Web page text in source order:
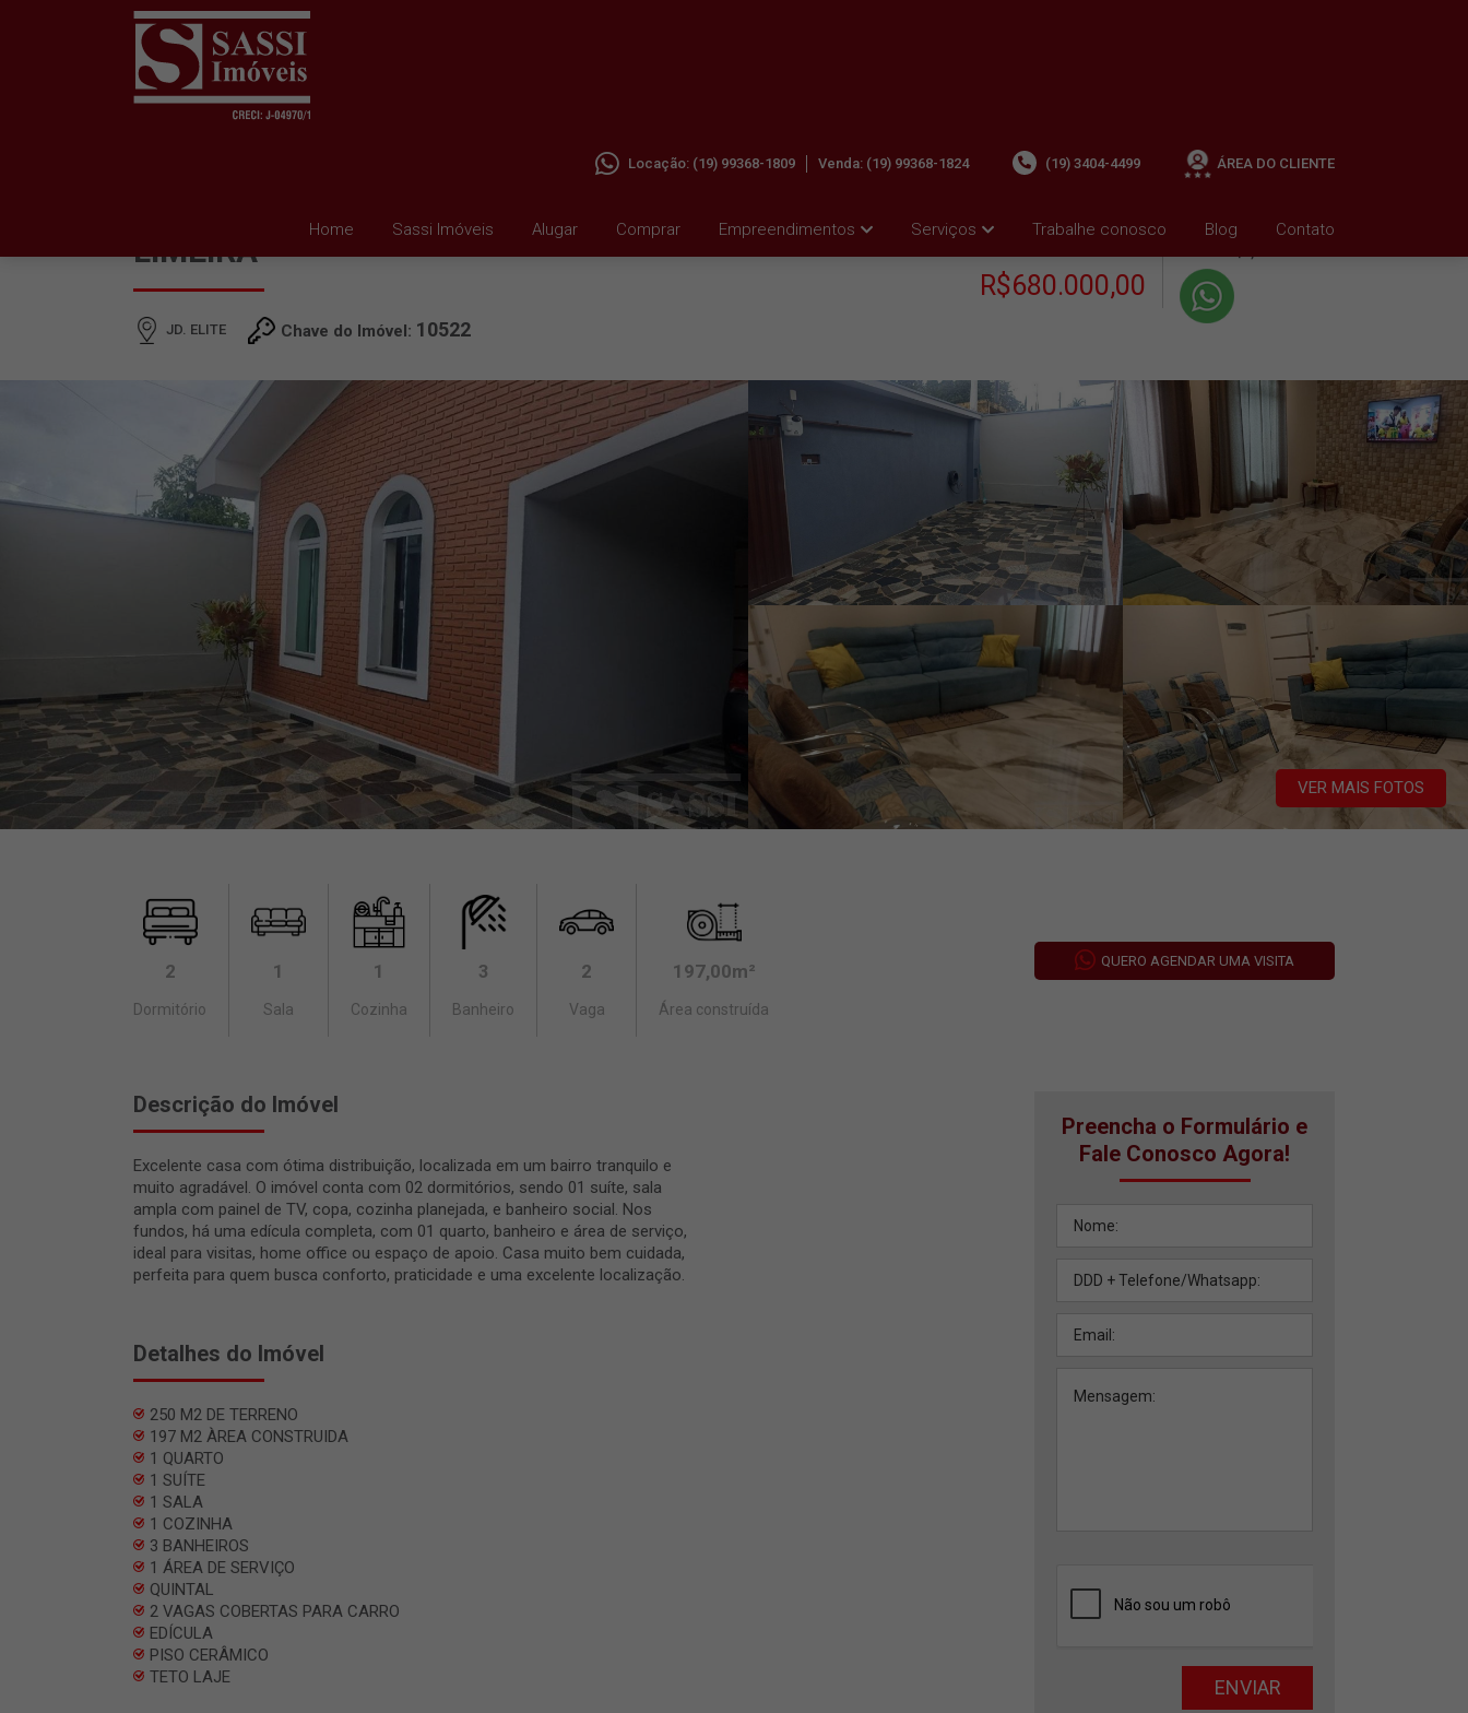
Home Sassi Imóveis Alugar Comprar Empreendimentos Serviços Trabalhe conosco Blog Contato
Locação: (19) 99368-1809 Venda: (19) 99368-1824 (19) 3404-4499 ÁREA DO CLIENTE
LIMEIRA
JD. ELITE Chave do Imóvel: 10522
R$680.000,00
+ Condomínio R$0,00
VER MAIS FOTOS
2
Dormitório
1
Sala
1
Cozinha
3
Banheiro
2
Vaga
197,00m²
Área construída
QUERO AGENDAR UMA VISITA
Descrição do Imóvel
Excelente casa com ótima distribuição, localizada em um bairro tranquilo e
muito agradável. O imóvel conta com 02 dormitórios, sendo 01 suíte, sala
ampla com painel de TV, copa, cozinha planejada, e banheiro social. Nos
fundos, há uma edícula completa, com 01 quarto, banheiro e área de serviço,
ideal para visitas, home office ou espaço de apoio. Casa muito bem cuidada,
perfeita para quem busca conforto, praticidade e uma excelente localização.
Detalhes do Imóvel
250 M2 DE TERRENO
197 M2 ÀREA CONSTRUIDA
1 QUARTO
1 SUÍTE
1 SALA
1 COZINHA
3 BANHEIROS
1 ÁREA DE SERVIÇO
QUINTAL
2 VAGAS COBERTAS PARA CARRO
EDÍCULA
PISO CERÂMICO
TETO LAJE
Preencha o Formulário e
Fale Conosco Agora!